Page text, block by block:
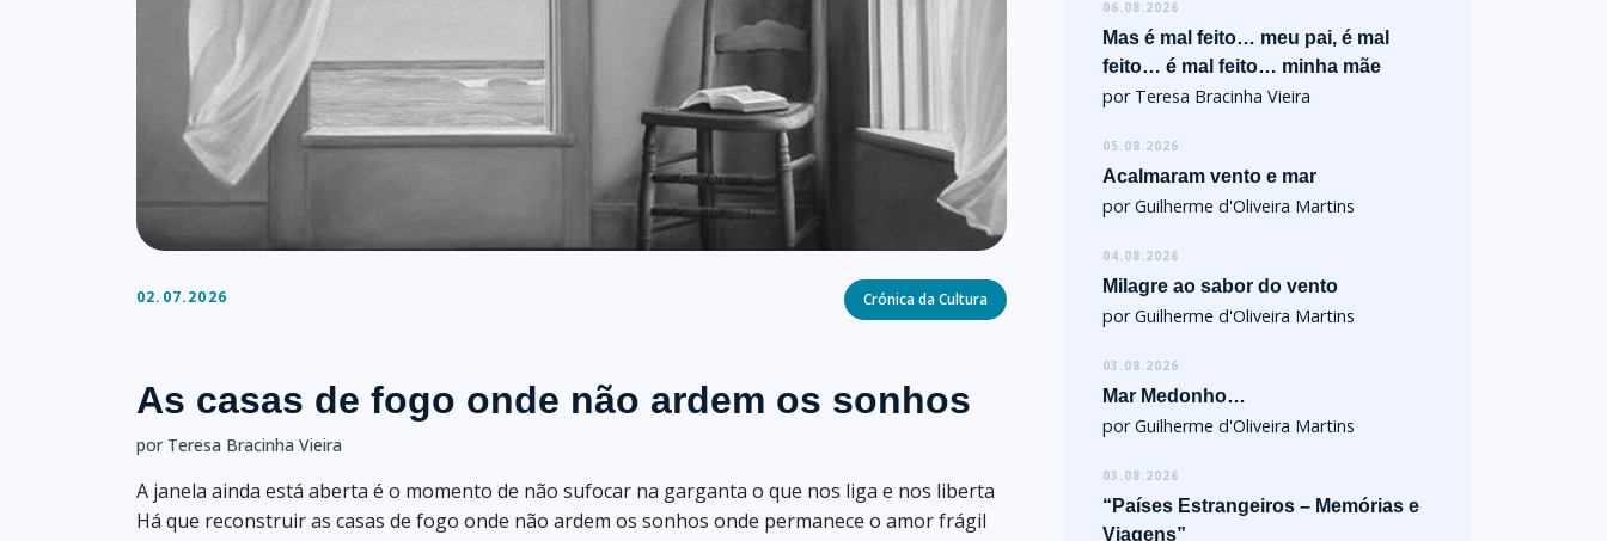
02.07.2026 Categories
Crónica da Cultura
As casas de fogo onde não ardem os sonhos
por Teresa Bracinha Vieira
A janela ainda está aberta é o momento de não sufocar na garganta o que nos liga e nos liberta
Há que reconstruir as casas de fogo onde não ardem os sonhos onde permanece o amor frágil
06.08.2026
Mas é mal feito… meu pai, é mal
feito… é mal feito… minha mãe
por Teresa Bracinha Vieira
05.08.2026
Acalmaram vento e mar
por Guilherme d'Oliveira Martins
04.08.2026
Milagre ao sabor do vento
por Guilherme d'Oliveira Martins
03.08.2026
Mar Medonho…
por Guilherme d'Oliveira Martins
03.08.2026
“Países Estrangeiros – Memórias e
Viagens”